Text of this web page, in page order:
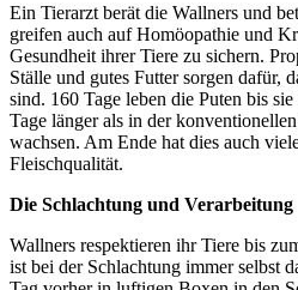
Ein Tierarzt berät die Wallners und
greifen auch auf Homöopathie und
Gesundheit ihrer Tiere zu sichern.
Ställe und gutes Futter sorgen dafür,
sind. 160 Tage leben die Puten bis
Tage länger als in der
wachsen. Am Ende hat dies auch
Fleischqualität.
Die Schlachtung und Verarbeitung
Wallners respektieren ihr Tiere bis
ist bei der Schlachtung immer selbst